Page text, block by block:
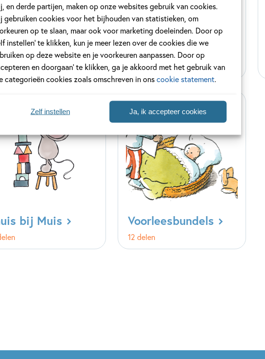
en derde partijen, maken op onze websites gebruik van cookies.
gebruiken cookies voor het bijhouden van statistieken, om
op te slaan, maar ook voor marketing doeleinden. Door op
instellen’ te klikken, kun je meer lezen over de cookies die we
op deze website en je voorkeuren aanpassen. Door op
en doorgaan’ te klikken, ga je akkoord met het gebruik van
categorieën cookies zoals omschreven in onscookie statement
Ja, ik accepteer cookies
Zelf instellen
Muis
20 delen
bij Muis Voorleesbundels
12 delen